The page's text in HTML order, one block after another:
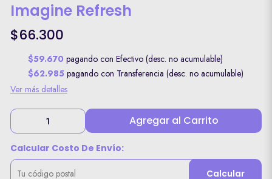
Imagine Refresh
$66.300
$59.670 pagando con Efectivo (desc. no acumulable)
$62.985 pagando con Transferencia (desc. no acumulable)
Ver más detalles
Agregar al Carrito
Calcular Costo De Envío:
Calcular